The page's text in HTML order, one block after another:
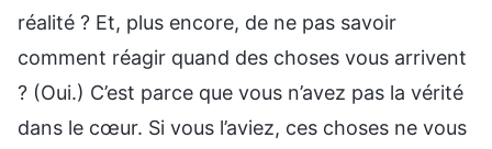
réalité ? Et, plus encore, de ne pas savoir
comment réagir quand des choses vous arrivent
? (Oui.) C’est parce que vous n’avez pas la vérité
dans le cœur. Si vous l’aviez, ces choses ne vous